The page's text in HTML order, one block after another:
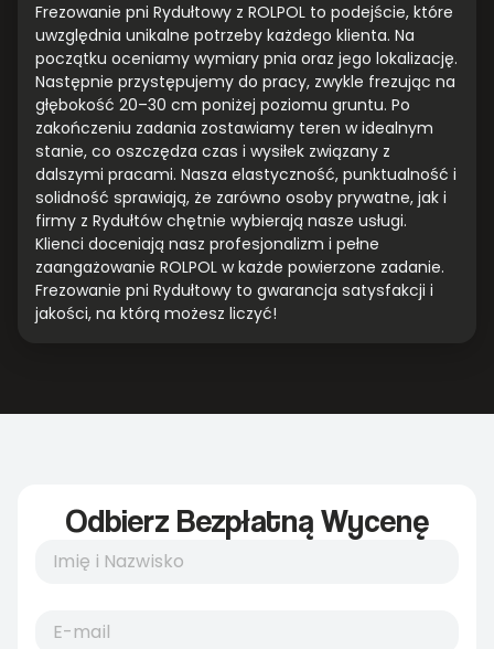
Frezowanie pni Rydułtowy z ROLPOL to podejście, które
uwzględnia unikalne potrzeby każdego klienta. Na
początku oceniamy wymiary pnia oraz jego lokalizację.
Następnie przystępujemy do pracy, zwykle frezując na
głębokość 20–30 cm poniżej poziomu gruntu. Po
zakończeniu zadania zostawiamy teren w idealnym
stanie, co oszczędza czas i wysiłek związany z
dalszymi pracami. Nasza elastyczność, punktualność i
solidność sprawiają, że zarówno osoby prywatne, jak i
firmy z Rydułtów chętnie wybierają nasze usługi.
Klienci doceniają nasz profesjonalizm i pełne
zaangażowanie ROLPOL w każde powierzone zadanie.
Frezowanie pni Rydułtowy to gwarancja satysfakcji i
jakości, na którą możesz liczyć!
Odbierz Bezpłatną Wycenę